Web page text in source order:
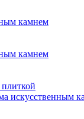
камнем
камнем
искусственным